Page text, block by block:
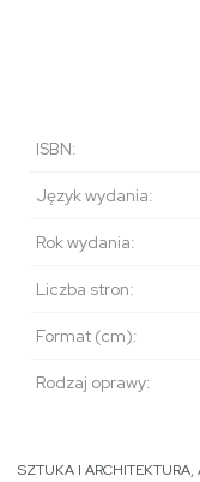
ISBN:
Język wydania:
Rok wydania:
Liczba stron:
Format (cm):
Rodzaj oprawy:
SZTUKA I ARCHITEKTURA,